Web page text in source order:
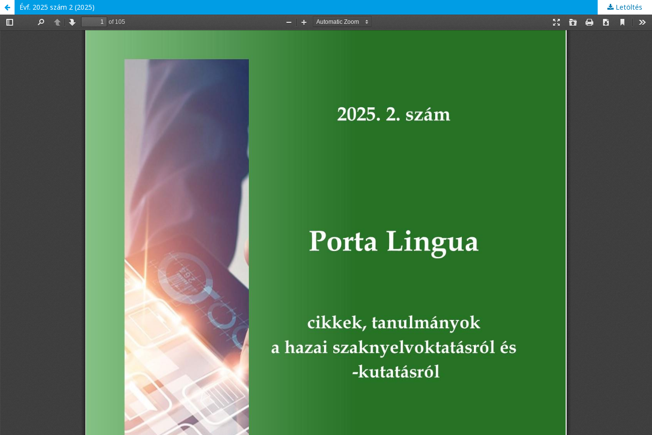
Évf. 2025 szám 2 (2025) Letöltés